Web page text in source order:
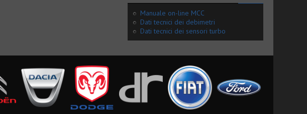
Manuale on-line MCC
Dati tecnici dei debimetri
Dati tecnici dei sensori turbo